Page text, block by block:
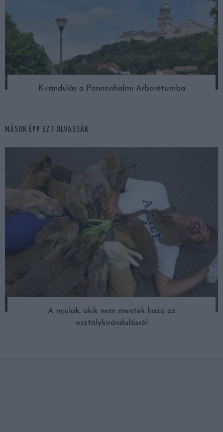
Kirándulás a Pannonhalmi Arborétumba
MÁSOK ÉPP EZT OLVASSÁK
A nyulak, akik nem mentek haza az
osztálykirándulásról